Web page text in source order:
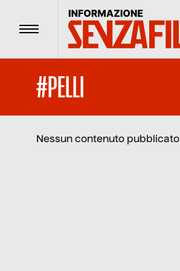
Menu
#PELLI
Nessun contenuto pubblicato